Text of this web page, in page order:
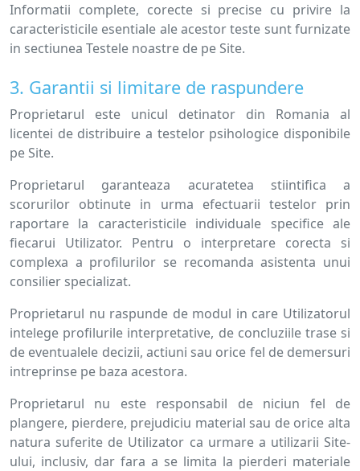
Informatii complete, corecte si precise cu privire la
caracteristicile esentiale ale acestor teste sunt furnizate
in sectiunea Testele noastre de pe Site.
3. Garantii si limitare de raspundere
Proprietarul este unicul detinator din Romania al
licentei de distribuire a testelor psihologice disponibile
pe Site.
Proprietarul garanteaza acuratetea stiintifica a
scorurilor obtinute in urma efectuarii testelor prin
raportare la caracteristicile individuale specifice ale
fiecarui Utilizator. Pentru o interpretare corecta si
complexa a profilurilor se recomanda asistenta unui
consilier specializat.
Proprietarul nu raspunde de modul in care Utilizatorul
intelege profilurile interpretative, de concluziile trase si
de eventualele decizii, actiuni sau orice fel de demersuri
intreprinse pe baza acestora.
Proprietarul nu este responsabil de niciun fel de
plangere, pierdere, prejudiciu material sau de orice alta
natura suferite de Utilizator ca urmare a utilizarii Site-
ului, inclusiv, dar fara a se limita la pierderi materiale